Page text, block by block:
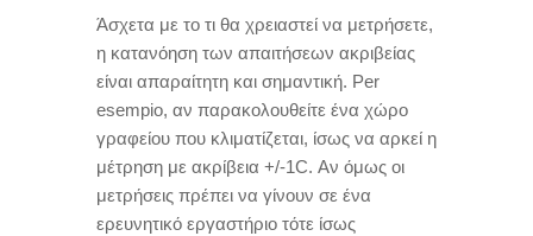
Άσχετα με το τι θα χρειαστεί να μετρήσετε,
η κατανόηση των απαιτήσεων ακριβείας
είναι απαραίτητη και σημαντική. Per
esempio, αν παρακολουθείτε ένα χώρο
γραφείου που κλιματίζεται, ίσως να αρκεί η
μέτρηση με ακρίβεια +/-1C. Αν όμως οι
μετρήσεις πρέπει να γίνουν σε ένα
ερευνητικό εργαστήριο τότε ίσως